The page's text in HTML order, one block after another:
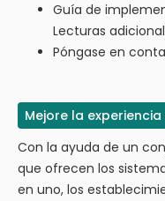
Guía de
Lecturas
Póngase en
Mejore la
Con la ayuda de un
que ofrecen los
en uno, los